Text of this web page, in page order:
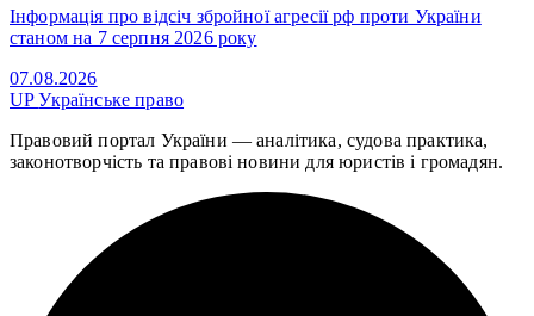
Інформація про відсіч збройної агресії рф проти України
станом на 7 серпня 2026 року
07.08.2026
UPУкраїнське право
Правовий портал України — аналітика, судова практика,
законотворчість та правові новини для юристів і громадян.